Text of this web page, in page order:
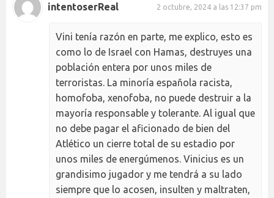
intentoserReal 2 octubre, 2024 a las 12:37 pm
Vini tenía razón en parte, me explico, esto es
como lo de Israel con Hamas, destruyes una
población entera por unos miles de
terroristas. La minoría española racista,
homofoba, xenofoba, no puede destruir a la
mayoría responsable y tolerante. Al igual que
no debe pagar el aficionado de bien del
Atlético un cierre total de su estadio por
unos miles de energúmenos. Vinicius es un
grandisimo jugador y me tendrá a su lado
siempre que lo acosen, insulten y maltraten,